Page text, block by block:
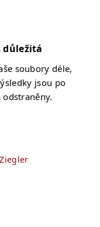
důležitá
soubory déle,
jsou po
odstraněny.